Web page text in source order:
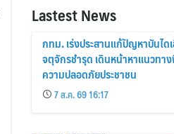
Lastest News
กทม. เร่งประสานแก้ปัญหาบันได
จตุจักรชำรุด เดินหน้าหาแนวท
ความปลอดภัยประชาชน
7 ส.ค. 69 16:17